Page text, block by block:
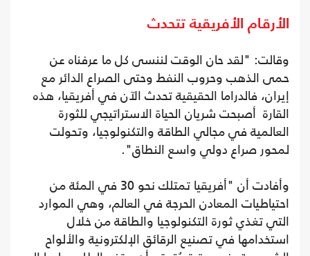
الأرقام الأفريقية تتحدث
وقالت: "لقد حان الوقت لننسى كل ما عرفناه عن
حمى الذهب وحروب النفط وحتى الصراع الدائر مع
إيران، فالدراما الحقيقية تحدث الآن في أفريقيا، هذه
القارة أصبحت شريان الحياة الاستراتيجي للثورة
العالمية في مجالي الطاقة والتكنولوجيا، وتحولت
لمحور صراع دولي واسع النطاق".
وأفادت أن "أفريقيا تمتلك نحو 30 في المئة من
احتياطيات المعادن الحرجة في العالم، وهي الموارد
التي تغذي ثورة التكنولوجيا والطاقة من خلال
استخدامها في تصنيع الرقائق الإلكترونية والألواح